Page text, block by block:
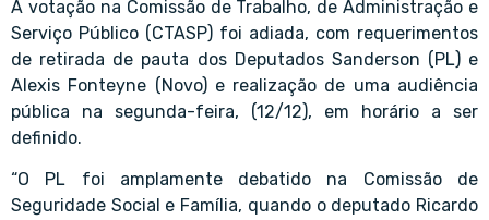
A votação na Comissão de Trabalho, de Administração e
Serviço Público (CTASP) foi adiada, com requerimentos
de retirada de pauta dos Deputados Sanderson (PL) e
Alexis Fonteyne (Novo) e realização de uma audiência
pública na segunda-feira, (12/12), em horário a ser
definido.
“O PL foi amplamente debatido na Comissão de
Seguridade Social e Família, quando o deputado Ricardo